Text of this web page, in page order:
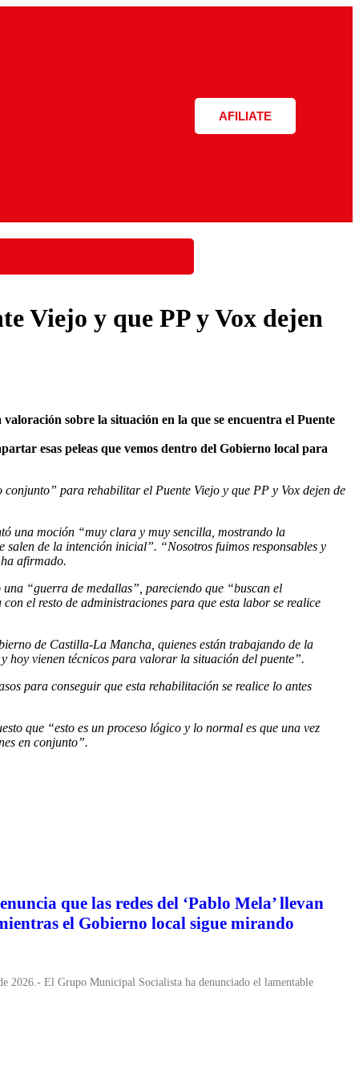
AFILIATE
Viejo y que PP y Vox dejen
sobre la situación en la que se encuentra el Puente
esas peleas que vemos dentro del Gobierno local para
para rehabilitar el Puente Viejo y que PP y Vox dejen de
una moción “muy clara y muy sencilla, mostrando la
de la intención inicial”. “Nosotros fuimos responsables y
afirmado.
“guerra de medallas”, pareciendo que “buscan el
el resto de administraciones para que esta labor se realice
de Castilla-La Mancha, quienes están trabajando de la
hoy vienen técnicos para valorar la situación del puente”.
para conseguir que esta rehabilitación se realice lo antes
que “esto es un proceso lógico y lo normal es que una vez
en conjunto”.
que las redes del ‘Pablo Mela’ llevan
el Gobierno local sigue mirando
2026.- El Grupo Municipal Socialista ha denunciado el lamentable